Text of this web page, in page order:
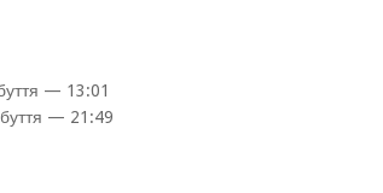
— 13:01
— 21:49